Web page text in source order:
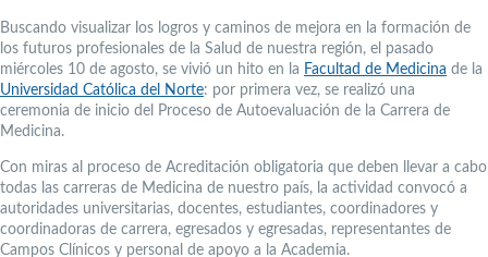
Buscando visualizar los logros y caminos de mejora en la formación de
los futuros profesionales de la Salud de nuestra región, el pasado
miércoles 10 de agosto, se vivió un hito en la Facultad de Medicina de la
Universidad Católica del Norte: por primera vez, se realizó una
ceremonia de inicio del Proceso de Autoevaluación de la Carrera de
Medicina.
Con miras al proceso de Acreditación obligatoria que deben llevar a cabo
todas las carreras de Medicina de nuestro país, la actividad convocó a
autoridades universitarias, docentes, estudiantes, coordinadores y
coordinadoras de carrera, egresados y egresadas, representantes de
Campos Clínicos y personal de apoyo a la Academia.